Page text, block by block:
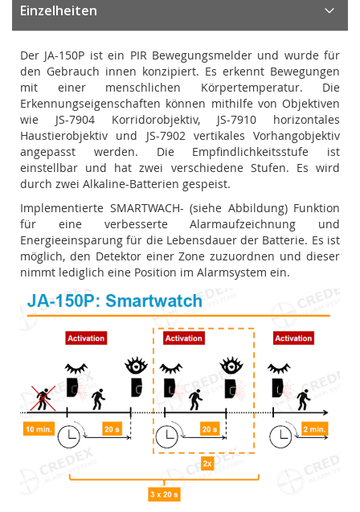
Einzelheiten
Der JA-150P ist ein PIR Bewegungsmelder und wurde für
den Gebrauch innen konzipiert. Es erkennt Bewegungen
mit einer menschlichen Körpertemperatur. Die
Erkennungseigenschaften können mithilfe von Objektiven
wie JS-7904 Korridorobjektiv, JS-7910 horizontales
Haustierobjektiv und JS-7902 vertikales Vorhangobjektiv
angepasst werden. Die Empfindlichkeitsstufe ist
einstellbar und hat zwei verschiedene Stufen. Es wird
durch zwei Alkaline-Batterien gespeist.
Implementierte SMARTWACH- (siehe Abbildung) Funktion
für eine verbesserte Alarmaufzeichnung und
Energieeinsparung für die Lebensdauer der Batterie. Es ist
möglich, den Detektor einer Zone zuzuordnen und dieser
nimmt lediglich eine Position im Alarmsystem ein.